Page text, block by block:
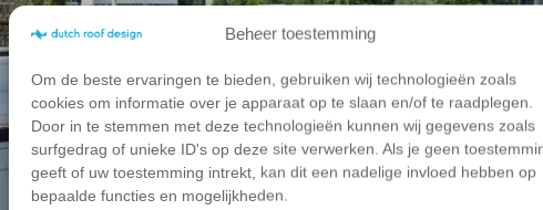
Beheer toestemming
Om de beste ervaringen te bieden, gebruiken wij technologieën zoals
cookies om informatie over je apparaat op te slaan en/of te raadplegen.
Door in te stemmen met deze technologieën kunnen wij gegevens zoals
surfgedrag of unieke ID's op deze site verwerken. Als je geen
geeft of uw toestemming intrekt, kan dit een nadelige invloed hebben op
bepaalde functies en mogelijkheden.